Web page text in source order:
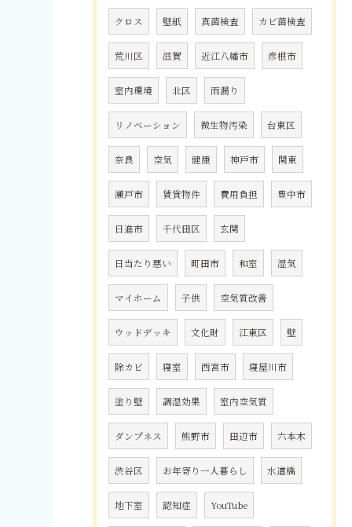
クロス 壁紙 真菌検査 カビ菌検査
荒川区 滋賀 近江八幡市 彦根市
室内環境 北区 雨漏り
リノベーション 微生物汚染 台東区
奈良 空気 健康 神戸市 関東
瀬戸市 賃貸物件 費用負担 豊中市
日進市 千代田区 玄関
日当たり悪い 町田市 和室 湿気
マイホーム 子供 空気質改善
ウッドデッキ 文化財 江東区 壁
除カビ 寝室 西宮市 寝屋川市
塗り壁 調湿効果 室内空気質
ダンプネス 熊野市 田辺市 六本木
渋谷区 お年寄り一人暮らし 水道橋
地下室 認知症 YouTube